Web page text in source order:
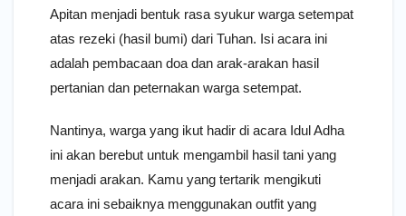
Apitan menjadi bentuk rasa syukur warga setempat
atas rezeki (hasil bumi) dari Tuhan. Isi acara ini
adalah pembacaan doa dan arak-arakan hasil
pertanian dan peternakan warga setempat.
Nantinya, warga yang ikut hadir di acara Idul Adha
ini akan berebut untuk mengambil hasil tani yang
menjadi arakan. Kamu yang tertarik mengikuti
acara ini sebaiknya menggunakan outfit yang